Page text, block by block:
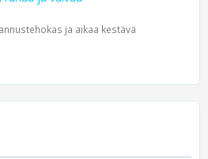
ja aikaa kestävä